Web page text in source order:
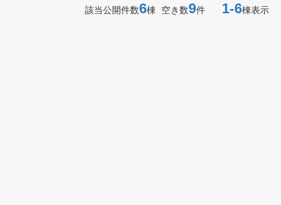
該当公開件数6棟 空き数9件 1-6棟表示